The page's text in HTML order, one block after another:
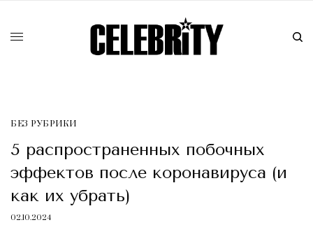
БЕЗ РУБРИКИ
5 распространенных побочных
эффектов после коронавируса (и
как их убрать)
02.10.2024